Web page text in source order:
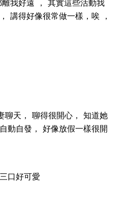
離我好遠 ， 其實這些活動我
講得好像很常做一樣，唉 ，
聊天， 聊得很開心， 知道她
動自發， 好像放假一樣很開
口好可愛